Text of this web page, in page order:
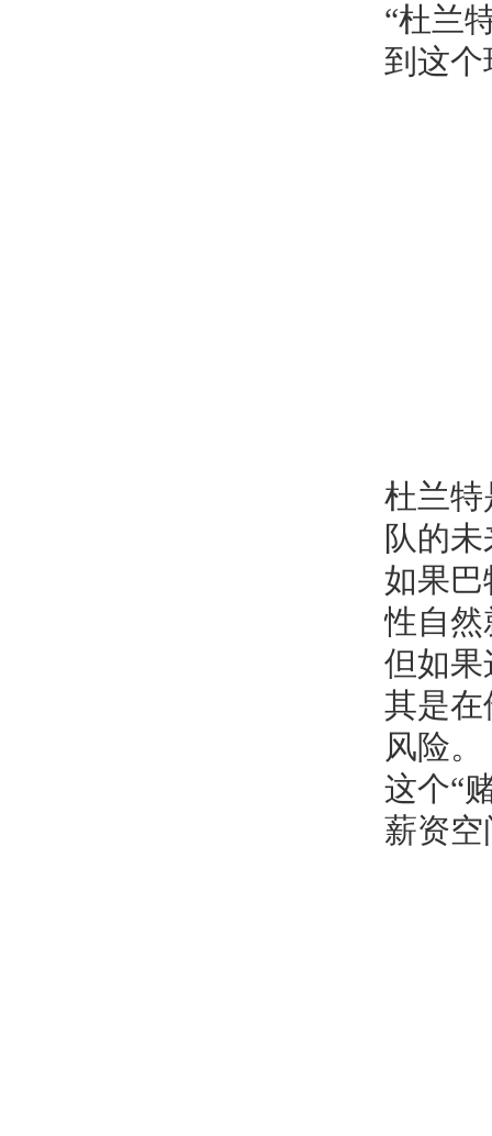
“杜兰
到这个
杜兰特
队的
如果巴
性自然
但如果
其是在
风险。
这个“
薪资空